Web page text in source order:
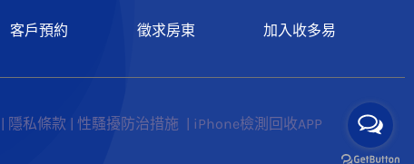
客戶預約 徵求房東 加入收多易
隱私條款 性騷擾防治措施 iPhone檢測回收APP